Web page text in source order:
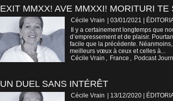
EXIT MMXX! AVE MMXXI! MORITURI TE
Cécile Vrain | 03/01/2021
Il y a certainement longtemps que
d’empressement et de plaisir.
facile que la précédente.
meilleurs vœux à ceux et celles à...
Cécile Vrain , France , Podcast
UN DUEL SANS INTÉRÊT
Cécile Vrain | 13/12/2020